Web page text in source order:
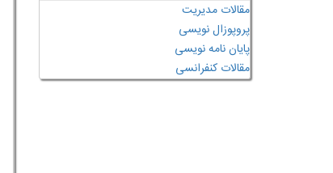
مقالات مدیریت
پروپوزال نویسی
پایان نامه نویسی
مقالات کنفرانسی